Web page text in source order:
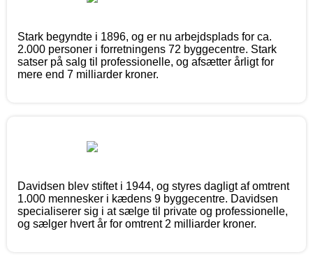
Stark begyndte i 1896, og er nu arbejdsplads for ca.
2.000 personer i forretningens 72 byggecentre. Stark
satser på salg til professionelle, og afsætter årligt for
mere end 7 milliarder kroner.
Davidsen blev stiftet i 1944, og styres dagligt af omtrent
1.000 mennesker i kædens 9 byggecentre. Davidsen
specialiserer sig i at sælge til private og professionelle,
og sælger hvert år for omtrent 2 milliarder kroner.